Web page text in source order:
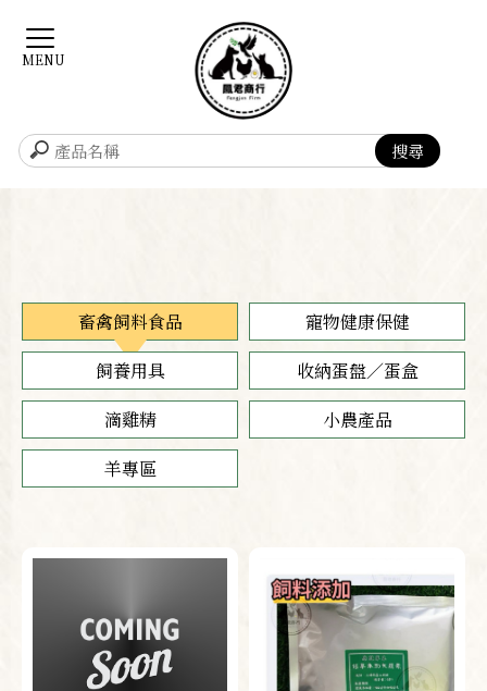
畜禽飼料食品
寵物健康保健
飼養用具
收納蛋盤／蛋盒
滴雞精
小農產品
羊專區